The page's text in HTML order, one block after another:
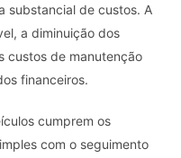
substancial de custos. A
a diminuição dos
custos de manutenção
financeiros.
cumprem os
com o seguimento